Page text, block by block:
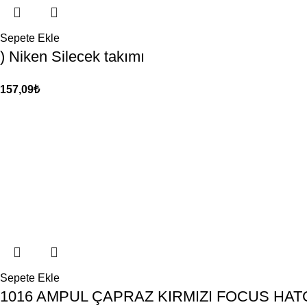
Sepete Ekle
) Niken Silecek takımı
157,09₺
Sepete Ekle
1016 AMPUL ÇAPRAZ KIRMIZI FOCUS